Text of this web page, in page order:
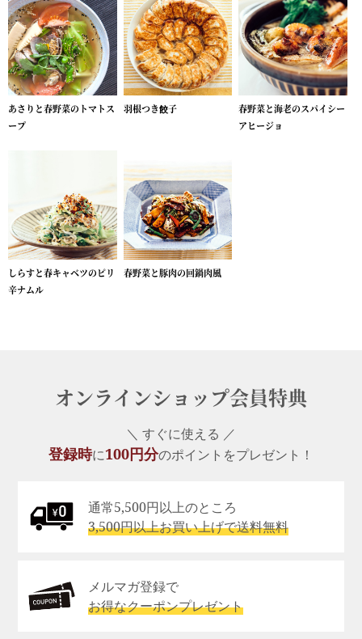
あさりと春野菜のトマトス
ープ
羽根つき餃子
春野菜と海老のスパイシー
アヒージョ
しらすと春キャベツのピリ
辛ナムル
春野菜と豚肉の回鍋肉風
オンラインショップ会員特典
＼ すぐに使える ／
登録時に100円分のポイントをプレゼント！
通常5,500円以上のところ
3,500円以上お買い上げで送料無料
メルマガ登録で
お得なクーポンプレゼント